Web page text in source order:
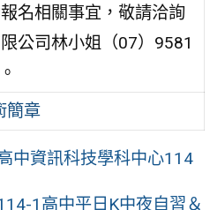
名相關事宜，敬請洽詢
公司林小姐（07）9581
簡章
中資訊科技學科中心114
1高中平日K中夜自習＆